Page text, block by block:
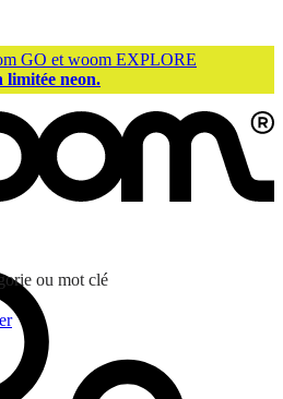
GO et woom EXPLORE
limitée neon.
ou mot clé